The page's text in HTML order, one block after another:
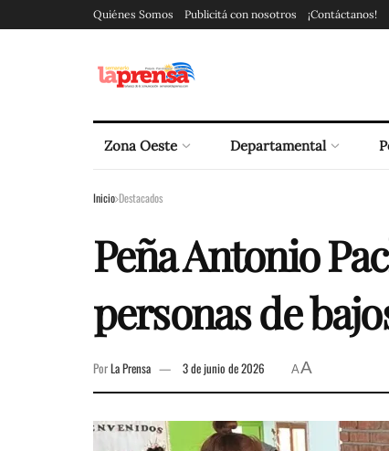
Quiénes Somos Publicitá con nosotros ¡Contáctanos!
Zona Oeste Departamental
Inicio Destacados
Peña Antonio
personas de
PorLa Prensa 3 de junio de 2026 AA